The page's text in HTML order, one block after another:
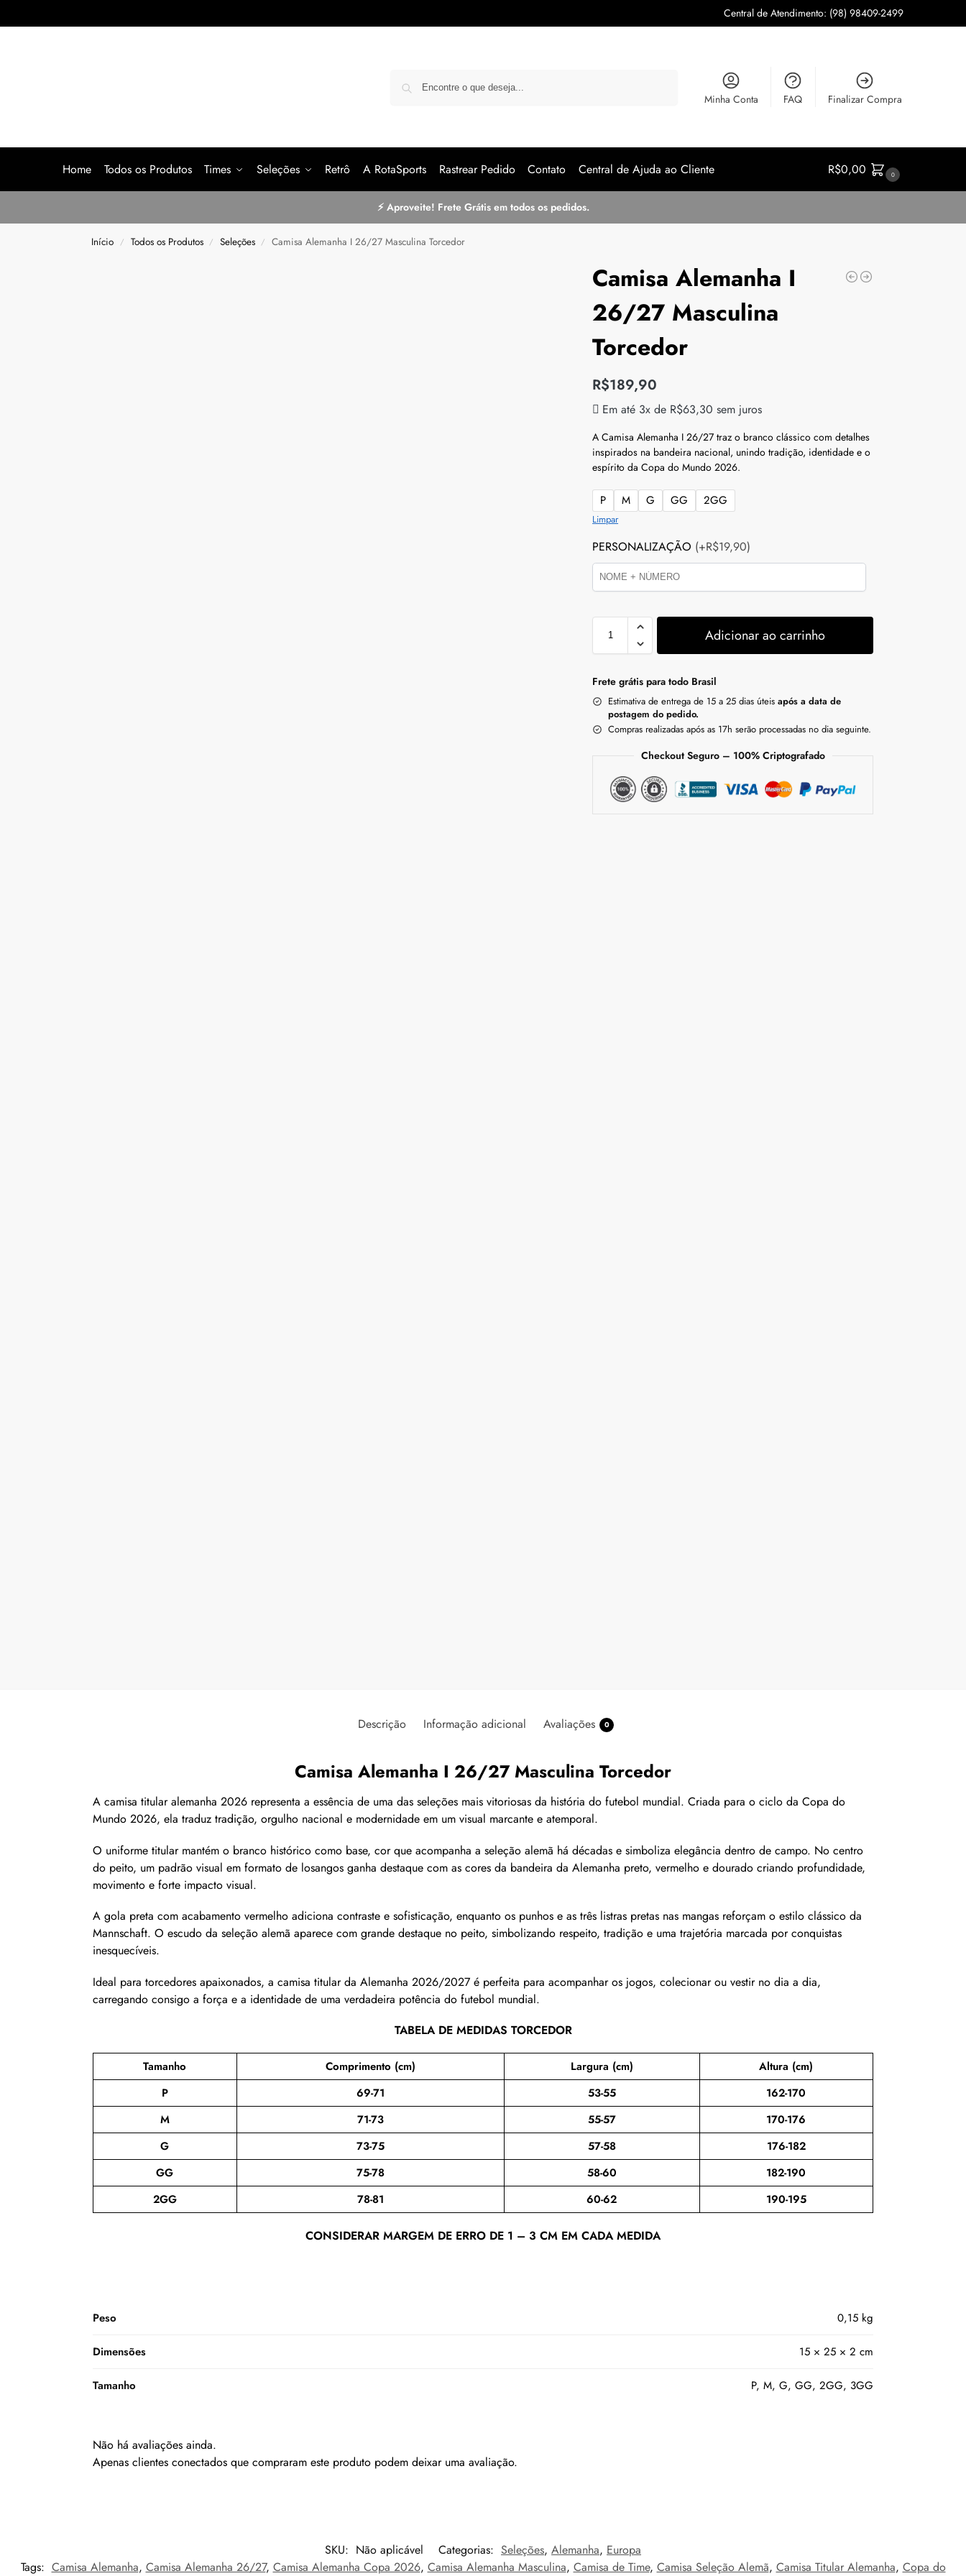
Central de Atendimento: (98) 98409-2499
Minha Conta FAQ Finalizar Compra
Home Todos os Produtos Times Seleções Retrô A RotaSports Rastrear Pedido Contato Central de Ajuda ao Cliente R$0,00 0
⚡ Aproveite! Frete Grátis em todos os pedidos.
Início / Todos os Produtos / Seleções / Camisa Alemanha I 26/27 Masculina Torcedor
Camisa Alemanha I
26/27 Masculina
Torcedor
R$189,90
Em até 3x de R$63,30 sem juros
A Camisa Alemanha I 26/27 traz o branco clássico com detalhes
inspirados na bandeira nacional, unindo tradição, identidade e o
espírito da Copa do Mundo 2026.
P M G GG 2GG
Limpar
PERSONALIZAÇÃO (+R$19,90)
Adicionar ao carrinho
Frete grátis para todo Brasil
Estimativa de entrega de 15 a 25 dias úteisapós a data de
postagem do pedido.
Compras realizadas após as 17h serão processadas no dia seguinte.
Checkout Seguro – 100% Criptografado
Descrição Informação adicional Avaliações 0
Camisa Alemanha I 26/27 Masculina Torcedor
A camisa titular alemanha 2026 representa a essência de uma das seleções mais vitoriosas da história do futebol mundial. Criada para o ciclo da Copa do
Mundo 2026, ela traduz tradição, orgulho nacional e modernidade em um visual marcante e atemporal.
O uniforme titular mantém o branco histórico como base, cor que acompanha a seleção alemã há décadas e simboliza elegância dentro de campo. No centro
do peito, um padrão visual em formato de losangos ganha destaque com as cores da bandeira da Alemanha preto, vermelho e dourado criando profundidade,
movimento e forte impacto visual.
A gola preta com acabamento vermelho adiciona contraste e sofisticação, enquanto os punhos e as três listras pretas nas mangas reforçam o estilo clássico da
Mannschaft. O escudo da seleção alemã aparece com grande destaque no peito, simbolizando respeito, tradição e uma trajetória marcada por conquistas
inesquecíveis.
Ideal para torcedores apaixonados, a camisa titular da Alemanha 2026/2027 é perfeita para acompanhar os jogos, colecionar ou vestir no dia a dia,
carregando consigo a força e a identidade de uma verdadeira potência do futebol mundial.
TABELA DE MEDIDAS TORCEDOR
Tamanho Comprimento (cm) Largura (cm)
Altura (cm)
P
69-71 53-55
162-170
M
71-73 55-57
170-176
G
73-75 57-58
176-182
GG
75-78 58-60
182-190
2GG
78-81 60-62 190-195
CONSIDERAR MARGEM DE ERRO DE 1 – 3 CM EM CADA MEDIDA
Peso 0,15 kg
Dimensões 15 × 25 × 2 cm
Tamanho P, M, G, GG, 2GG, 3GG
Não há avaliações ainda.
Apenas clientes conectados que compraram este produto podem deixar uma avaliação.
SKU: Não aplicável Categorias: Seleções, Alemanha, Europa
Tags: Camisa Alemanha, Camisa Alemanha 26/27, Camisa Alemanha Copa 2026, Camisa Alemanha Masculina, Camisa de Time, Camisa Seleção Alemã, Camisa Titular Alemanha, Copa do